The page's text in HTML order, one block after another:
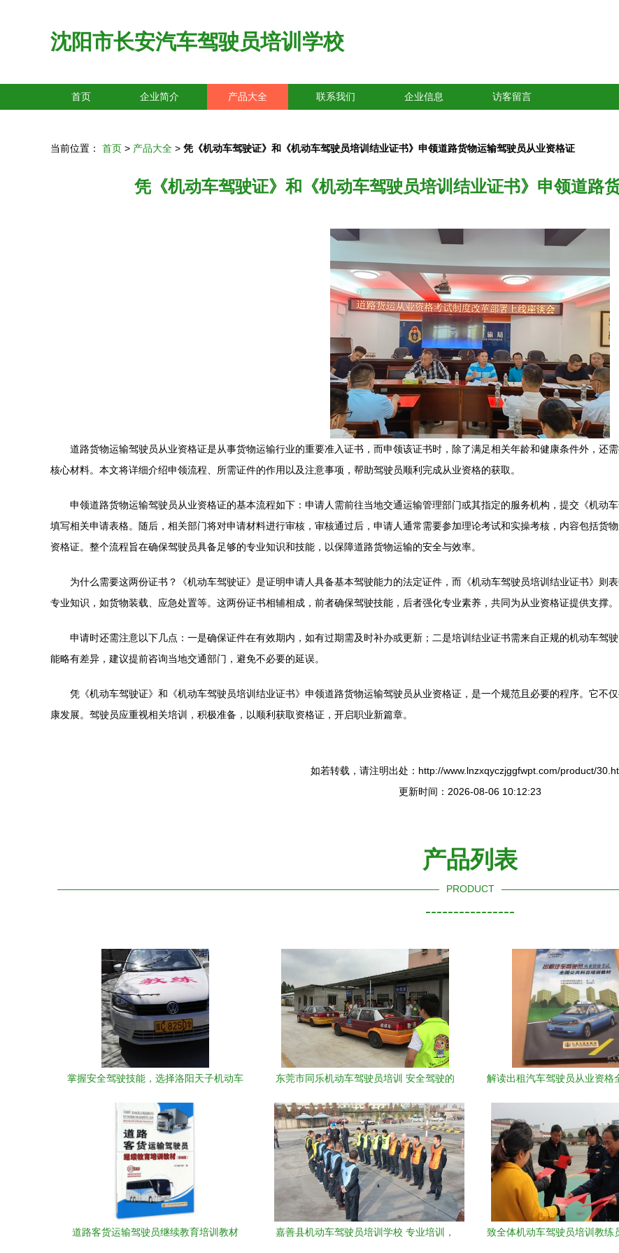
沈阳市长安汽车驾驶员培训学校
首页 企业简介 产品大全 联系我们 企业信息 访客留言
当前位置： 首页 > 产品大全 > 凭《机动车驾驶证》和《机动车驾驶员培训结业证书》申领道路货物运输驾驶员从业资格证
凭《机动车驾驶证》和《机动车驾驶员培训结业证书》申领道路
道路货物运输驾驶员从业资格证是从事货物运输行业的重要准入证书，而申领该证书时，除了满足相关年龄和健康条件外，还
核心材料。本文将详细介绍申领流程、所需证件的作用以及注意事项，帮助驾驶员顺利完成从业资格的获取。
申领道路货物运输驾驶员从业资格证的基本流程如下：申请人需前往当地交通运输管理部门或其指定的服务机构，提交《机动
填写相关申请表格。随后，相关部门将对申请材料进行审核，审核通过后，申请人通常需要参加理论考试和实操考核，内容包括货
资格证。整个流程旨在确保驾驶员具备足够的专业知识和技能，以保障道路货物运输的安全与效率。
为什么需要这两份证书？《机动车驾驶证》是证明申请人具备基本驾驶能力的法定证件，而《机动车驾驶员培训结业证书》则
专业知识，如货物装载、应急处置等。这两份证书相辅相成，前者确保驾驶技能，后者强化专业素养，共同为从业资格证提供支撑。
申请时还需注意以下几点：一是确保证件在有效期内，如有过期需及时补办或更新；二是培训结业证书需来自正规的机动车驾
能略有差异，建议提前咨询当地交通部门，避免不必要的延误。
凭《机动车驾驶证》和《机动车驾驶员培训结业证书》申领道路货物运输驾驶员从业资格证，是一个规范且必要的程序。它不
康发展。驾驶员应重视相关培训，积极准备，以顺利获取资格证，开启职业新篇章。
如若转载，请注明出处：http://www.lnzxqyczjggfwpt.com/product/
更新时间：2026-08-06 10:12:23
产品列表
PRODUCT
----------------
掌握安全驾驶技能，选择洛阳天子机动车
东莞市同乐机动车驾驶员培训 安全驾驶的
解读出租汽车驾驶员从业资格
道路客货运输驾驶员继续教育培训教材
嘉善县机动车驾驶员培训学校 专业培训，
致全体机动车驾驶员培训教练